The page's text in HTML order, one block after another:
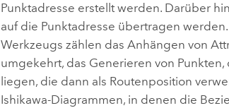
Punktadresse erstellt werden. Darüber
auf die Punktadresse übertragen
Werkzeugs zählen das Anhängen von
umgekehrt, das Generieren von
liegen, die dann als Routenposition
Ishikawa-Diagrammen, in denen die